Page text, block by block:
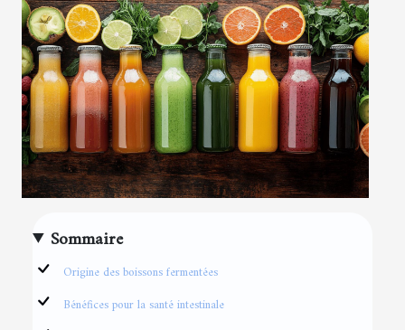
Sommaire
Origine des boissons fermentées
Bénéfices pour la santé intestinale